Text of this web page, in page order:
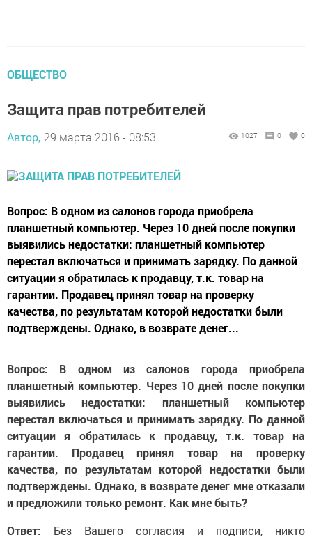
ОБЩЕСТВО
Защита прав потребителей
Автор, 29 марта 2016 - 08:53 1027 0 0
Вопрос: В одном из салонов города приобрела
планшетный компьютер. Через 10 дней после покупки
выявились недостатки: планшетный компьютер
перестал включаться и принимать зарядку. По данной
ситуации я обратилась к продавцу, т.к. товар на
гарантии. Продавец принял товар на проверку
качества, по результатам которой недостатки были
подтверждены. Однако, в возврате денег...
Вопрос: В одном из салонов города приобрела
планшетный компьютер. Через 10 дней после покупки
выявились недостатки: планшетный компьютер
перестал включаться и принимать зарядку. По данной
ситуации я обратилась к продавцу, т.к. товар на
гарантии. Продавец принял товар на проверку
качества, по результатам которой недостатки были
подтверждены. Однако, в возврате денег мне отказали
и предложили только ремонт. Как мне быть?
Ответ: Без Вашего согласия и подписи, никто